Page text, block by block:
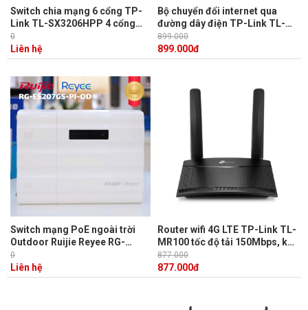
Switch chia mạng 6 cổng TP-
Link TL-SX3206HPP 4 cổng
PoE, công suất 60W, Tích hợp
Omada SDN
0
Liên hệ
Bộ chuyển đổi internet qua
đường dây điện TP-Link TL-
PA7017 KIT tốc độ cao lên đến
1000Mbps
899.000
899.000đ
Switch mạng PoE ngoài trời
Outdoor Ruijie Reyee RG-
ES207GS-PI-OD - 5 cổng
10/100/1000BASE-T, 2 cổng
SFP 1GE, Nguồn 12 V DC / 0,5
0
Liên hệ
Router wifi 4G LTE TP-Link TL-
MR100 tốc độ tải 150Mbps, kết
nối tối đa 32 thiết bị
877.000
877.000đ